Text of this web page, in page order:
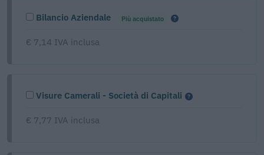
Bilancio Aziendale Più acquistato
€ 7,14 IVA inclusa
Visure Camerali - Società di Capitali
€ 7,77 IVA inclusa